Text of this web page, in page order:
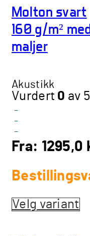
Molton svart
160 g/m²
maljer
Akustikk
Vurdert 0 av 5
-
-
-
Fra: 1295,0
Velg variant